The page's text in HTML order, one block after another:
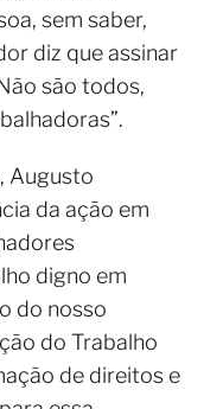
sem saber,
diz que assinar
são todos,
Augusto
da ação em
digno em
do nosso
do Trabalho
de direitos e